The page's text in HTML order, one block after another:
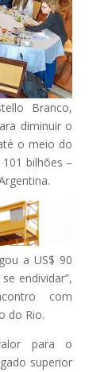
Branco,
diminuir o
o meio do
bilhões –
a US$ 90
endividar”,
com
do Rio.
para o
superior